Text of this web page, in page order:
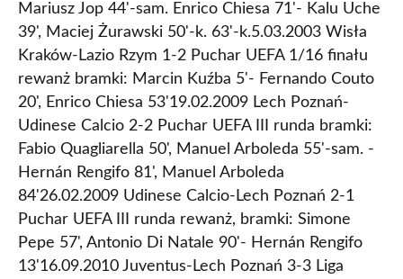
Mariusz Jop 44'-sam. Enrico Chiesa 71'- Kalu Uche
39', Maciej Żurawski 50'-k. 63'-k.5.03.2003 Wisła
Kraków-Lazio Rzym 1-2 Puchar UEFA 1/16 finału
rewanż bramki: Marcin Kuźba 5'- Fernando Couto
20', Enrico Chiesa 53'19.02.2009 Lech Poznań-
Udinese Calcio 2-2 Puchar UEFA III runda bramki:
Fabio Quagliarella 50', Manuel Arboleda 55'-sam. -
Hernán Rengifo 81', Manuel Arboleda
84'26.02.2009 Udinese Calcio-Lech Poznań 2-1
Puchar UEFA III runda rewanż, bramki: Simone
Pepe 57', Antonio Di Natale 90'- Hernán Rengifo
13'16.09.2010 Juventus-Lech Poznań 3-3 Liga